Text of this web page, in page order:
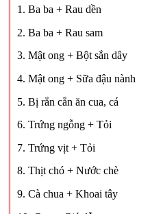
1. Ba ba + Rau
2. Ba ba + Rau
3. Mật ong + Bột sắn
4. Mật ong + Sữa đậu
5. Bị rắn cắn ăn
6. Trứng ngỗng +
7. Trứng vịt +
8. Thịt chó + Nước
9. Cà chua +